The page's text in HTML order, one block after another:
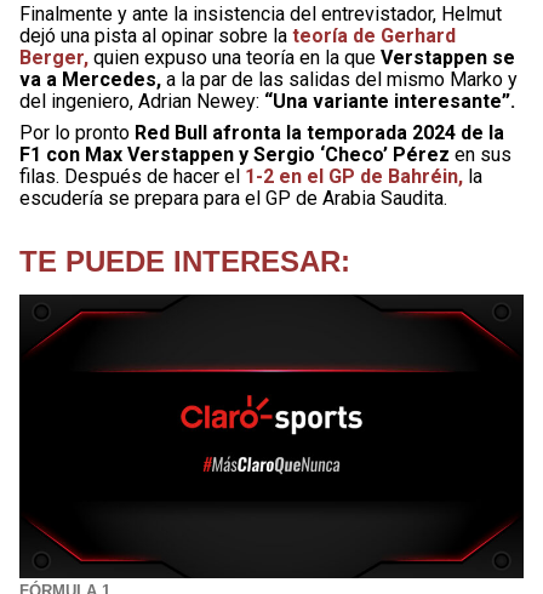
Finalmente y ante la insistencia del entrevistador, Helmut
dejó una pista al opinar sobre la teoría de Gerhard
Berger, quien expuso una teoría en la que Verstappen se
va a Mercedes, a la par de las salidas del mismo Marko y
del ingeniero, Adrian Newey: “Una variante interesante”.
Por lo pronto Red Bull afronta la temporada 2024 de la
F1 con Max Verstappen y Sergio ‘Checo’ Pérez en sus
filas. Después de hacer el 1-2 en el GP de Bahréin, la
escudería se prepara para el GP de Arabia Saudita.
TE PUEDE INTERESAR: